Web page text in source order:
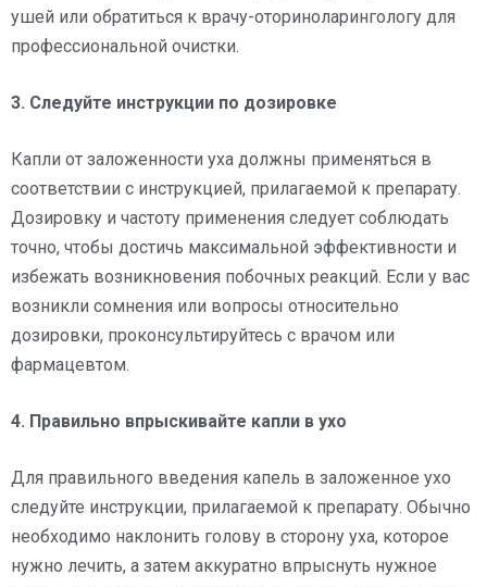
ушей или обратиться к врачу-оториноларингологу для
профессиональной очистки.
3. Следуйте инструкции по дозировке
Капли от заложенности уха должны применяться в
соответствии с инструкцией, прилагаемой к препарату.
Дозировку и частоту применения следует соблюдать
точно, чтобы достичь максимальной эффективности и
избежать возникновения побочных реакций. Если у вас
возникли сомнения или вопросы относительно
дозировки, проконсультируйтесь с врачом или
фармацевтом.
4. Правильно впрыскивайте капли в ухо
Для правильного введения капель в заложенное ухо
следуйте инструкции, прилагаемой к препарату. Обычно
необходимо наклонить голову в сторону уха, которое
нужно лечить, а затем аккуратно впрыснуть нужное